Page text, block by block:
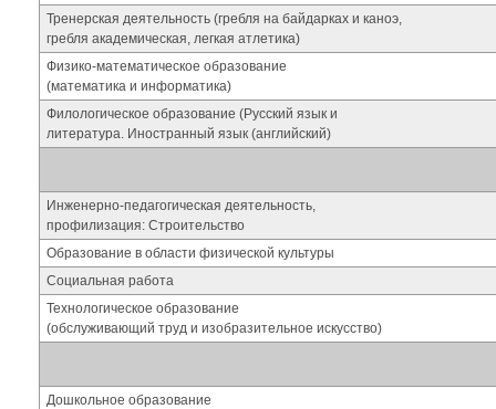
Тренерская деятельность (гребля на байдарках и каноэ,
гребля академическая, легкая атлетика)
Физико-математическое образование
(математика и информатика)
Филологическое образование (Русский язык и
литература. Иностранный язык (английский)
Инженерно-педагогическая деятельность,
профилизация: Строительство
Образование в области физической культуры
Социальная работа
Технологическое образование
(обслуживающий труд и изобразительное искусство)
Дошкольное образование